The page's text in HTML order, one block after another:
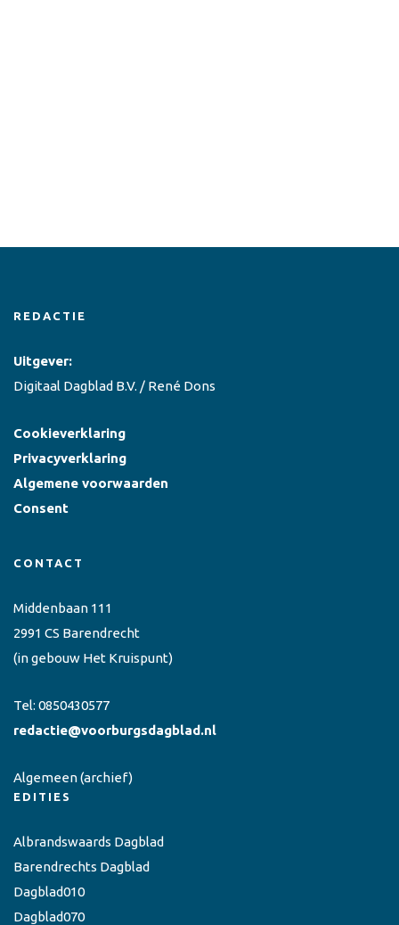
REDACTIE
Uitgever:
Digitaal Dagblad B.V. / René Dons
Cookieverklaring
Privacyverklaring
Algemene voorwaarden
Consent
CONTACT
Middenbaan 111
2991 CS Barendrecht
(in gebouw Het Kruispunt)
Tel: 0850430577
redactie@voorburgsdagblad.nl
Algemeen(archief)
EDITIES
Albrandswaards Dagblad
Barendrechts Dagblad
Dagblad010
Dagblad070